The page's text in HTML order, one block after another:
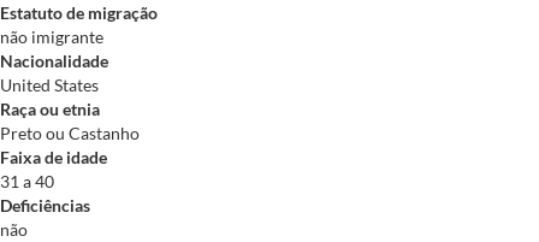
Estatuto de migração
não imigrante
Nacionalidade
United States
Raça ou etnia
Preto ou Castanho
Faixa de idade
31 a 40
Deficiências
não